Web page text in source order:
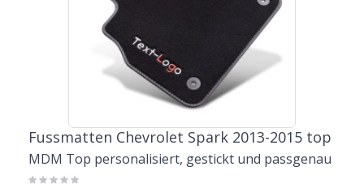
Fussmatten Chevrolet Spark 2013-2015 top
MDM Top personalisiert, gestickt und passgenau